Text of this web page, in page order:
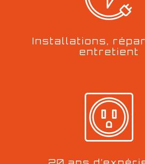
Installations,
entretient